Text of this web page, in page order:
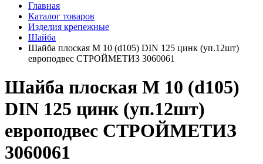
Главная
Каталог товаров
Изделия крепежные
Шайба
Шайба плоская М 10 (d105) DIN 125 цинк (уп.12шт)
европодвес СТРОЙМЕТИЗ 3060061
Шайба плоская М 10 (d105)
DIN 125 цинк (уп.12шт)
европодвес СТРОЙМЕТИЗ
3060061